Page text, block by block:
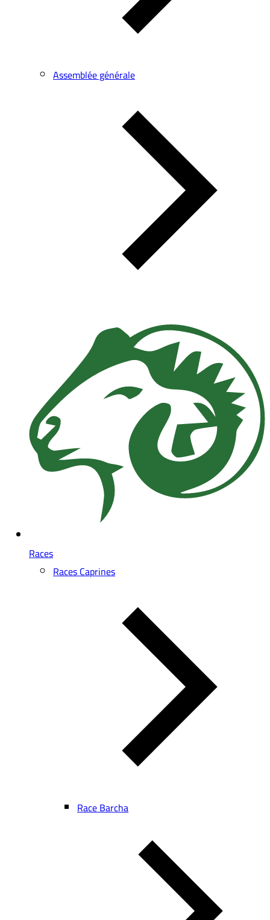
Assemblée générale
Races
Races Caprines
Race Barcha